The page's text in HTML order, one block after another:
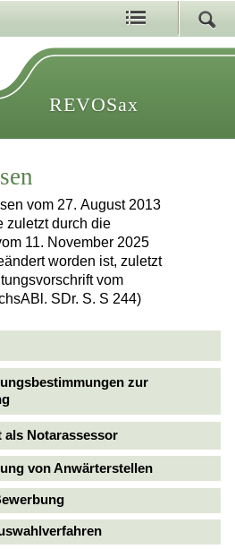
REVOSax
vom 27. August 2013
zuletzt durch die
11. November 2025
worden ist, zuletzt
vom
SDr. S. S 244)
zur
als Notarassessor
von Anwärterstellen